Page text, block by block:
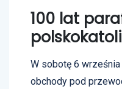
100 lat
W sobotę 6
obchody pod